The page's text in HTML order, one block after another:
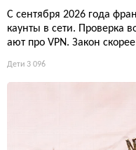
С сентября 2026 года
каунты в сети. Проверка
ают про VPN. Закон
Дети 3 096